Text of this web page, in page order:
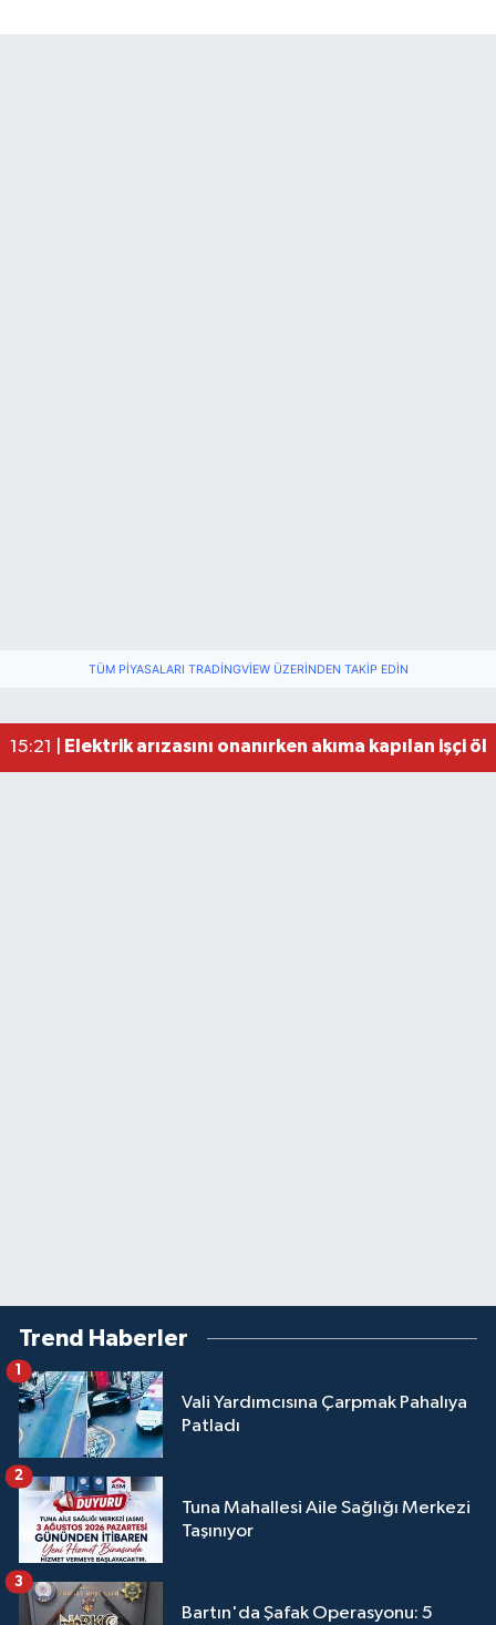
TÜM PIYASALARI TRADINGVIEW ÜZERINDEN TAKIP EDIN
15:21 | Elektrik arızasını onanırken akıma kapılan işçi
Trend Haberler
Vali Yardımcısına Çarpmak Pahalıya
Patladı
1
Tuna Mahallesi Aile Sağlığı Merkezi
Taşınıyor
2
Bartın'da Şafak Operasyonu: 5
3